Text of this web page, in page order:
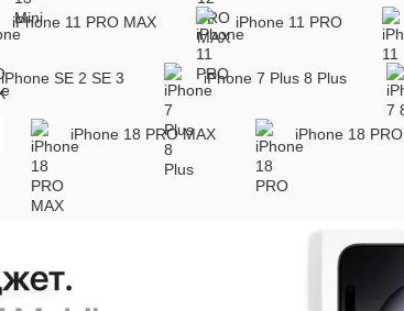
iPhone 11 PRO MAX iPhone 11 PRO
iPhone SE 2 SE 3 iPhone 7 Plus 8 Plus
iPhone 18 PRO MAX iPhone 18 PRO